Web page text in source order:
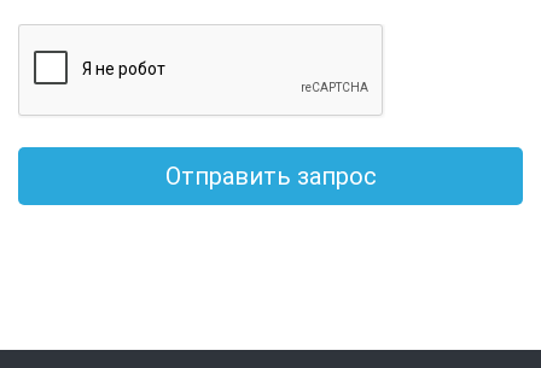
Отправить запрос